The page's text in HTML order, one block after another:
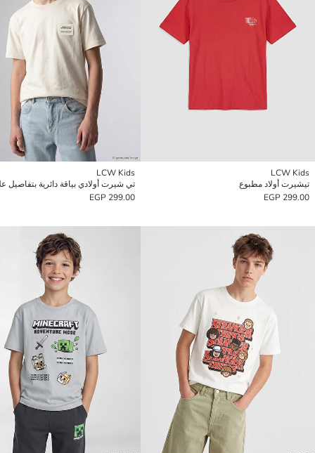
LCW Kids
تيشيرت أولاد مطبوع
299.00 EGP
LCW Kids
تي شيرت أولادي بياقة دائرية بتفاصيل
299.00 EGP